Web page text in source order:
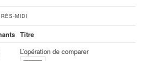
MIDI
Titre
L’opération de comparer